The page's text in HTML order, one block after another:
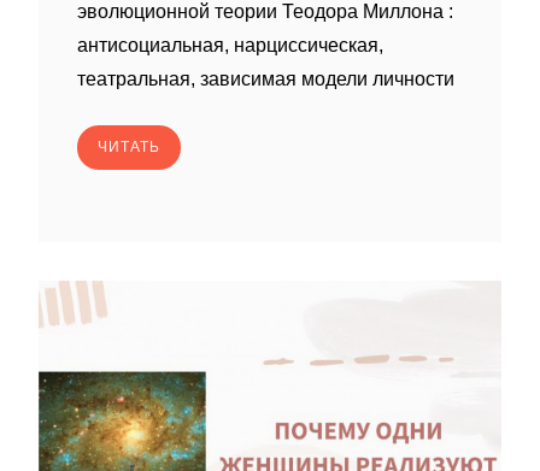
эволюционной теории Теодора Миллона :
антисоциальная, нарциссическая,
театральная, зависимая модели личности
ЧИТАТЬ